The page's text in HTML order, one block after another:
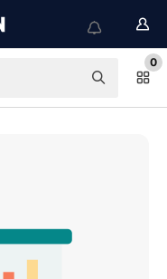
0